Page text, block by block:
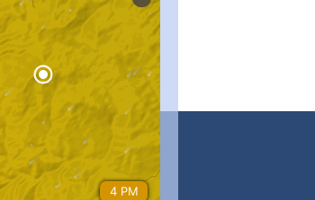
...
pimrec_project